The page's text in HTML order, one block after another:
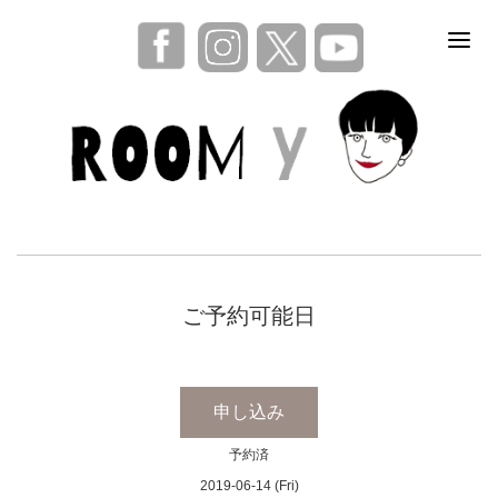
ご予約可能日
申し込み
予約済
2019-06-14 (Fri)